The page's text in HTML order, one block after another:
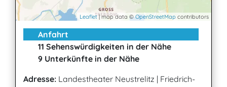
Leaflet| map data ©OpenStreetMap contributors
Anfahrt
11 Sehenswürdigkeiten in der Nähe
9 Unterkünfte in der Nähe
Adresse: Landestheater Neustrelitz | Friedrich-